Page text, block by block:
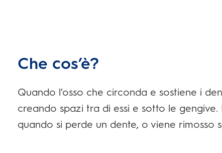
Che cos’è?
Quando l'osso che circonda e sostiene i
creando spazi tra di essi e sotto le
quando si perde un dente, o viene rimosso